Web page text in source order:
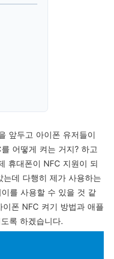
앞두고 아이폰 유저들이
어떻게 켜는 거지? 하고
휴대폰이 NFC 지원이 되
데 다행히 제가 사용하는
를 사용할 수 있을 것 같
폰 NFC 켜기 방법과 애플
록 하겠습니다.